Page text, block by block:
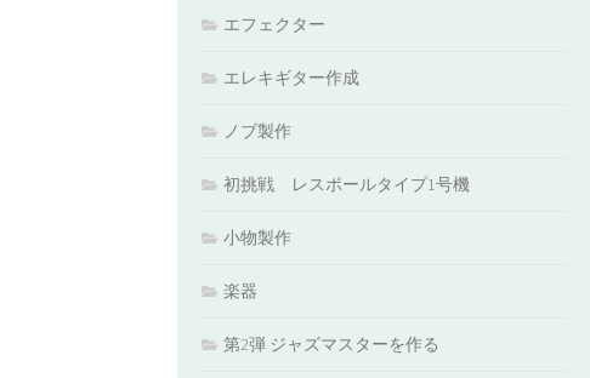
エフェクター
エレキギター作成
ノブ製作
初挑戦 レスポールタイプ1号機
小物製作
楽器
第2弾 ジャズマスターを作る